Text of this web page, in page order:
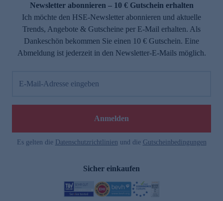
Newsletter abonnieren – 10 € Gutschein erhalten
Ich möchte den HSE-Newsletter abonnieren und aktuelle
Trends, Angebote & Gutscheine per E-Mail erhalten. Als
Dankeschön bekommen Sie einen 10 € Gutschein. Eine
Abmeldung ist jederzeit in den Newsletter-E-Mails möglich.
E-Mail-Adresse eingeben
Anmelden
Es gelten die Datenschutzrichtlinien und die Gutscheinbedingungen
Sicher einkaufen